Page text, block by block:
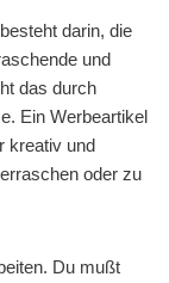
darin, die
und
das durch
Ein Werbeartikel
kreativ und
oder zu
Du mußt